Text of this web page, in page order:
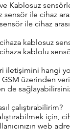
Kablosuz
sensör ile cihaz
ile cihaz
kablosuz
kablolu
iletişimini hangi
üzerinden
de
çalıştırabilirim?
için,
web